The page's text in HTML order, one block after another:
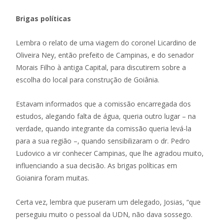
Brigas políticas
Lembra o relato de uma viagem do coronel Licardino de
Oliveira Ney, então prefeito de Campinas, e do senador
Morais Filho à antiga Capital, para discutirem sobre a
escolha do local para construção de Goiânia.
Estavam informados que a comissão encarregada dos
estudos, alegando falta de água, queria outro lugar – na
verdade, quando integrante da comissão queria levá-la
para a sua região –, quando sensibilizaram o dr. Pedro
Ludovico a vir conhecer Campinas, que lhe agradou muito,
influenciando a sua decisão. As brigas políticas em
Goianira foram muitas.
Certa vez, lembra que puseram um delegado, Josias, “que
perseguiu muito o pessoal da UDN, não dava sossego.